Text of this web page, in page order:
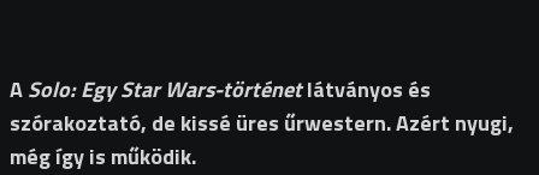
ASolo: Egy Star Wars-történetlátványos és
szórakoztató, de kissé üres űrwestern. Azért nyugi,
még így is működik.